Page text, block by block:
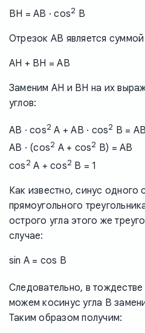
BH = AB · cos2 B
Отрезок AB является
AH + BH = AB
Заменим AH и BH на их
углов:
AB · cos2 A + AB · cos2 B = AB
AB · (cos2 A + cos2 B) = AB
cos2 A + cos2 B = 1
Как известно, синус одного
прямоугольного
острого угла этого же
случае:
sin A = cos B
Следовательно, в
можем косинус угла B
Таким образом получим: